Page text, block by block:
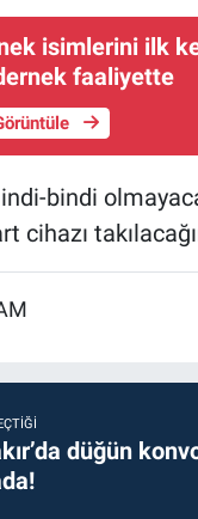
isimlerini ilk
faaliyette
bindi
cihazı
düğün